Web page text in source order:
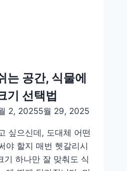
는 공간, 식물에
기 선택법
2, 20255월 29, 2025
싶으신데, 도대체 어떤
야 할지 매번 헷갈리시
기 하나만 잘 맞춰도 식